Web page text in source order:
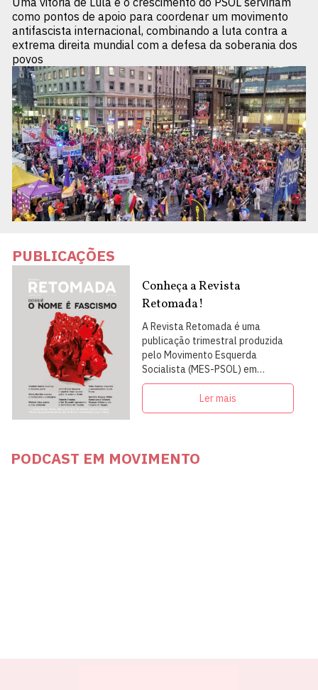
como pontos de apoio para coordenar um movimento
antifascista internacional, combinando a luta contra a
extrema direita mundial com a defesa da soberania dos
povos
PUBLICAÇÕES
Conheça a Revista
Retomada!
A Revista Retomada é uma
publicação trimestral produzida
pelo Movimento Esquerda
Socialista (MES-PSOL) em
articulação com intelectuais,
militantes e artistas
Ler mais
PODCAST EM MOVIMENTO